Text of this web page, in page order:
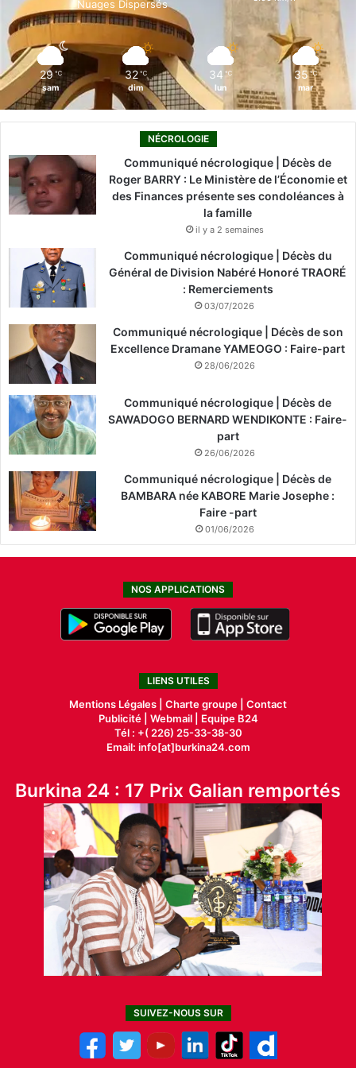
k
n
Nuages Dispersés
29 ℃
sam
32 ℃
dim
34 ℃
lun
35 ℃
mar
NÉCROLOGIE
Communiqué nécrologique | Décès de
Roger BARRY : Le Ministère de l’Économie et
des Finances présente ses condoléances à
la famille
il y a 2 semaines
Communiqué nécrologique | Décès du
Général de Division Nabéré Honoré TRAORÉ
: Remerciements
03/07/2026
Communiqué nécrologique | Décès de son
Excellence Dramane YAMEOGO : Faire-part
28/06/2026
Communiqué nécrologique | Décès de
SAWADOGO BERNARD WENDIKONTE : Faire-
part
26/06/2026
Communiqué nécrologique | Décès de
BAMBARA née KABORE Marie Josephe :
Faire -part
01/06/2026
NOS APPLICATIONS
LIENS UTILES
Mentions Légales | Charte groupe | Contact
Publicité| Webmail |
Equipe B24
Tél : +( 226) 25-33-38-30
Email: info[at]burkina24.com
Burkina 24 : 17 Prix Galian remportés
SUIVEZ-NOUS SUR